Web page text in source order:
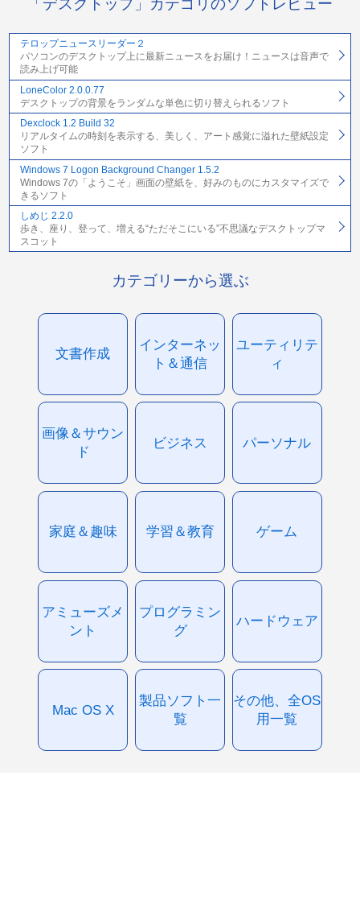
「デスクトップ」カテゴリのソフトレビュー
テロップニュースリーダー２
パソコンのデスクトップ上に最新ニュースをお届け！ニュースは音声で
読み上げ可能
LoneColor 2.0.0.77
デスクトップの背景をランダムな単色に切り替えられるソフト
Dexclock 1.2 Build 32
リアルタイムの時刻を表示する、美しく、アート感覚に溢れた壁紙設定
ソフト
Windows 7 Logon Background Changer 1.5.2
Windows 7の「ようこそ」画面の壁紙を、好みのものにカスタマイズで
きるソフト
しめじ 2.2.0
歩き、座り、登って、増える“ただそこにいる”不思議なデスクトップマ
スコット
カテゴリーから選ぶ
文書作成
インターネッ
ト＆通信
ユーティリテ
ィ
画像＆サウン
ド
ビジネス パーソナル
家庭＆趣味 学習＆教育 ゲーム
アミューズメ
ント
プログラミン
グ
ハードウェア
Mac OS X
製品ソフト一
覧
その他、全OS
用一覧